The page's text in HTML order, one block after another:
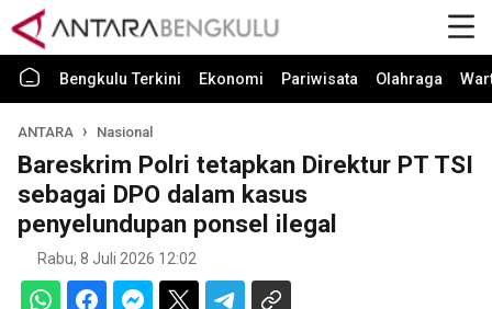
Bengkulu Terkini Ekonomi Pariwisata Olahraga
ANTARA Nasional
Bareskrim Polri tetapkan Direktur PT TSI
sebagai DPO dalam kasus
penyelundupan ponsel ilegal
Rabu, 8 Juli 2026 12:02